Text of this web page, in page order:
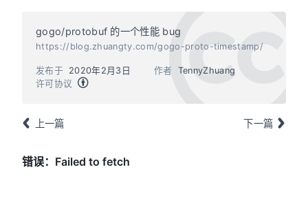
gogo/protobuf 的一个性能 bug
https://blog.zhuangty.com/gogo-proto-timestamp/
作者 TennyZhuang
发布于
2020年2月3日
许可协议
上一篇 下一篇